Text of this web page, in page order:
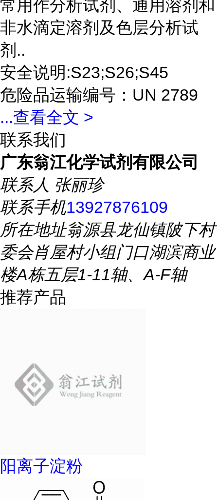
常用作分析试剂、通用溶剂和
非水滴定溶剂及色层分析试
剂..
安全说明:S23;S26;S45
危险品运输编号：UN 2789
...查看全文 >
联系我们
广东翁江化学试剂有限公司
联系人 张丽珍
联系手机13927876109
所在地址翁源县龙仙镇陂下村
委会肖屋村小组门口湖滨商业
楼A栋五层1-11轴、A-F轴
推荐产品
阳离子淀粉